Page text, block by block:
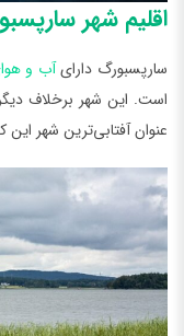
اقلیم شهر
سارپسبورگ دارایآب و
است. این شهر برخلاف
عنوان آفتابی‌ترین شهر